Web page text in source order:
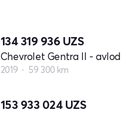
134 319 936 UZS
Chevrolet Gentra II - avlod
2019 59 300 km
153 933 024 UZS